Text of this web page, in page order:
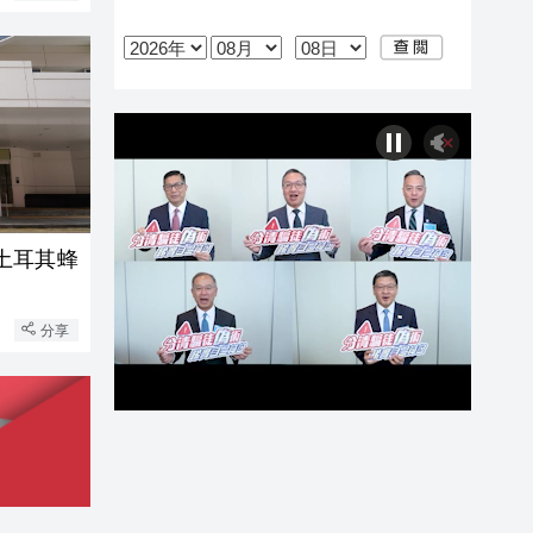
耳其蜂
分享